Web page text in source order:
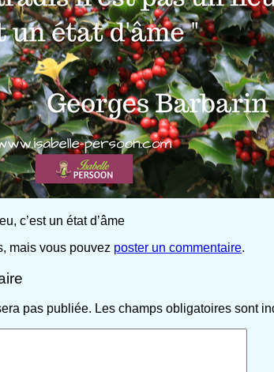
c’est un état d’âme
mais vous pouvez poster un commentaire.
pas publiée. Les champs obligatoires sont